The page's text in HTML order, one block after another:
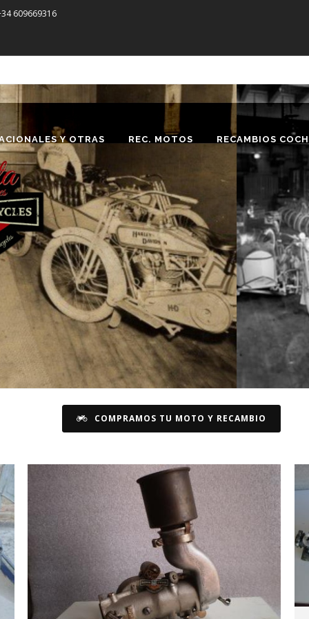
609669316
Y OTRAS REC. MOTOS RECAMBIOS
COMPRAMOS TU MOTO Y RECAMBIO